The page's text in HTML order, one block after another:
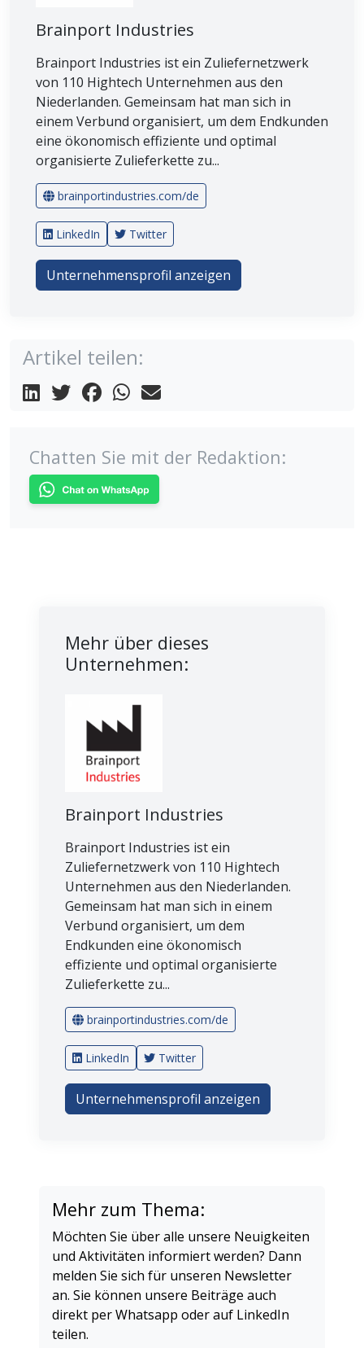
Brainport Industries
Brainport Industries ist ein Zuliefernetzwerk
von 110 Hightech Unternehmen aus den
Niederlanden. Gemeinsam hat man sich in
einem Verbund organisiert, um dem Endkunden
eine ökonomisch effiziente und optimal
organisierte Zulieferkette zu...
brainportindustries.com/de
LinkedIn Twitter
Unternehmensprofil anzeigen
Artikel teilen:
Chatten Sie mit der Redaktion:
Mehr über dieses
Unternehmen:
Brainport Industries
Brainport Industries ist ein
Zuliefernetzwerk von 110 Hightech
Unternehmen aus den Niederlanden.
Gemeinsam hat man sich in einem
Verbund organisiert, um dem
Endkunden eine ökonomisch
effiziente und optimal organisierte
Zulieferkette zu...
brainportindustries.com/de
LinkedIn Twitter
Unternehmensprofil anzeigen
Mehr zum Thema:
Möchten Sie über alle unsere Neuigkeiten
und Aktivitäten informiert werden? Dann
melden Sie sich für unseren Newsletter
an. Sie können unsere Beiträge auch
direkt per Whatsapp oder auf LinkedIn
teilen.